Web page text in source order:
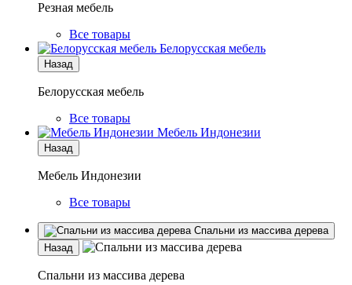
Резная мебель
Все товары
Белорусская мебель
Назад
Белорусская мебель
Все товары
Мебель Индонезии
Назад
Мебель Индонезии
Все товары
Спальни из массива дерева
Назад
Спальни из массива дерева